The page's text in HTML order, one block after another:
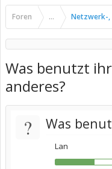
Foren ... Netzwerk-,
Was benutzt
anderes?
? Was
Lan